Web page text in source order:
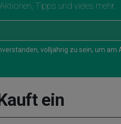
Tipps und vieles mehr.
volljährig zu sein, um
ein